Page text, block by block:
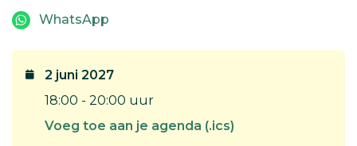
WhatsApp
2 juni 2027
18:00 - 20:00 uur
Voeg toe aan je agenda (.ics)